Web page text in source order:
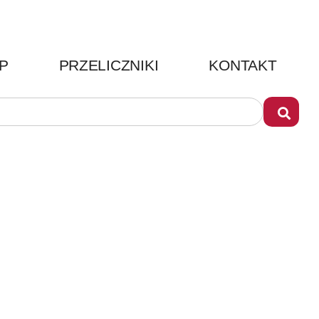
PRZELICZNIKI KONTAKT